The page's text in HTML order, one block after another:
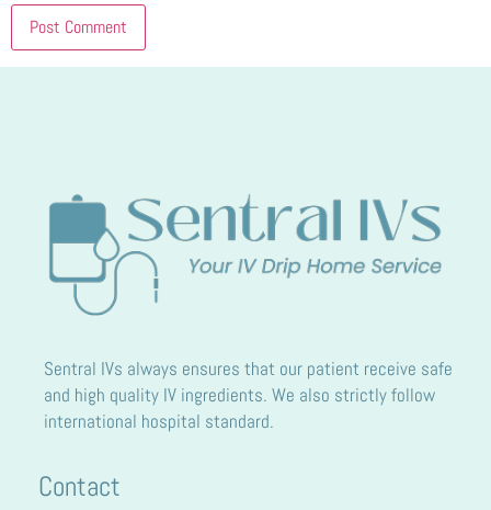
Sentral IVs always ensures that our patient receive safe
and high quality IV ingredients. We also strictly follow
international hospital standard.
Contact